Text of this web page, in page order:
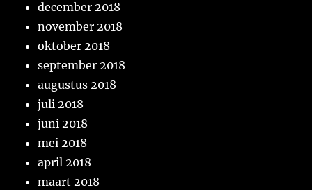
december 2018
november 2018
oktober 2018
september 2018
augustus 2018
juli 2018
juni 2018
mei 2018
april 2018
maart 2018